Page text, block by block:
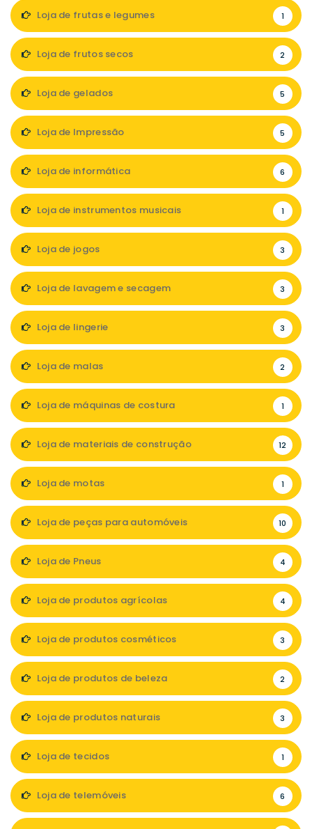
Loja de frutas e legumes 1
Loja de frutos secos 2
Loja de gelados 5
Loja de Impressão 5
Loja de informática 6
Loja de instrumentos musicais 1
Loja de jogos 3
Loja de lavagem e secagem 3
Loja de lingerie 3
Loja de malas 2
Loja de máquinas de costura 1
Loja de materiais de construção 12
Loja de motas 1
Loja de peças para automóveis 10
Loja de Pneus 4
Loja de produtos agrícolas 4
Loja de produtos cosméticos 3
Loja de produtos de beleza 2
Loja de produtos naturais 3
Loja de tecidos 1
Loja de telemóveis 6